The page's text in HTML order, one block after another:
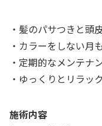
・髪のパサつきと頭
・カラーをしない月
・定期的なメンテナ
・ゆっくりとリラッ
施術内容